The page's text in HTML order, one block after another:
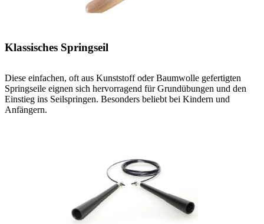
Klassisches Springseil
Diese einfachen, oft aus Kunststoff oder Baumwolle gefertigten
Springseile eignen sich hervorragend für Grundübungen und den
Einstieg ins Seilspringen. Besonders beliebt bei Kindern und
Anfängern.